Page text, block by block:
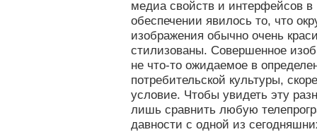
медиа свойств и интерфейсов
обеспечении явилось то, что
изображения обычно очень
стилизованы. Совершенное
не что-то ожидаемое в
потребительской культуры,
условие. Чтобы увидеть эту
лишь сравнить любую
давности с одной из